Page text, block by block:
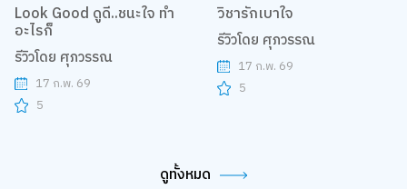
Look Good ดูดี..ชนะใจ ทำ
อะไรก็
รีวิวโดย ศุภวรรณ
17 ก.พ. 69
5
วิชารักเบาใจ
รีวิวโดย ศุภวรรณ
17 ก.พ. 69
5
ดูทั้งหมด